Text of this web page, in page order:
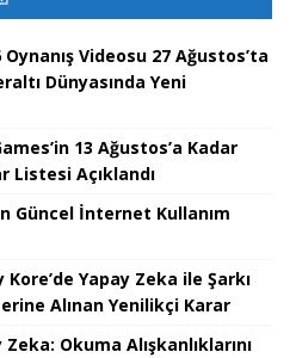
Videosu 27 Ağustos’ta
Dünyasında Yeni
13 Ağustos’a Kadar
Listesi Açıklandı
Güncel İnternet Kullanım
Yapay Zeka ile Şarkı
Alınan Yenilikçi Karar
Okuma Alışkanlıklarını